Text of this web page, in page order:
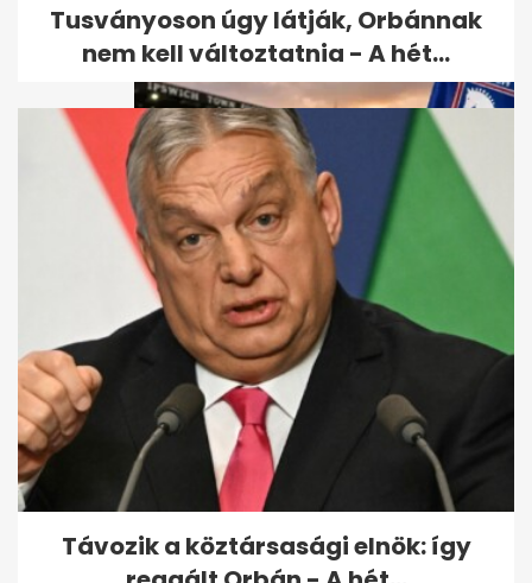
Udonis Haslem részesedést
vett az Ipswich Townban,
Premier...
Tusványoson úgy látják, Orbánnak
nem kell változtatnia - A hét...
Távozik a köztársasági elnök: így